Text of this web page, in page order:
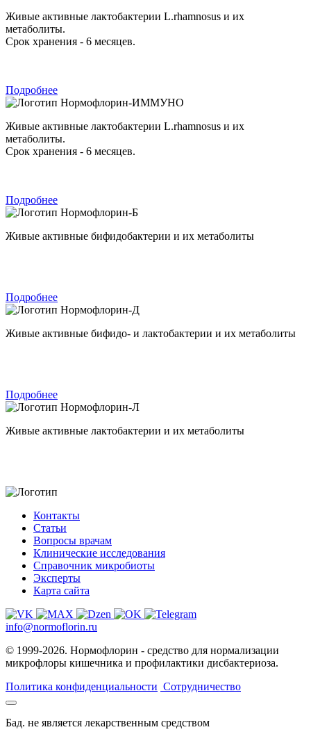
Живые активные лактобактерии L.rhamnosus и их
метаболиты.
Срок хранения - 6 месяцев.
Подробнее
Нормофлорин-ИММУНО
Живые активные лактобактерии L.rhamnosus и их
метаболиты.
Срок хранения - 6 месяцев.
Подробнее
Нормофлорин-Б
Живые активные бифидобактерии и их метаболиты
Подробнее
Нормофлорин-Д
Живые активные бифидо- и лактобактерии и их метаболиты
Подробнее
Нормофлорин-Л
Живые активные лактобактерии и их метаболиты
Контакты
Статьи
Вопросы врачам
Клинические исследования
Справочник микробиоты
Эксперты
Карта сайта
info@normoflorin.ru
© 1999-2026. Нормофлорин - средство для нормализации
микрофлоры кишечника и профилактики дисбактериоза.
Политика конфиденциальности Сотрудничество
Бад. не является лекарственным средством